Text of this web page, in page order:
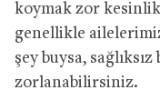
koymak zor
genellikle
şey buysa,
zorlanabilirsiniz.